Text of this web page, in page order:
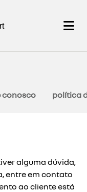
política
alguma dúvida,
entre em contato
ao cliente está